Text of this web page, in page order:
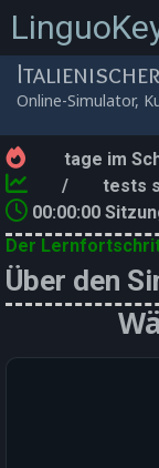
Online-Simulator,
tage im
/
tests
00:00:00
Der
Über den